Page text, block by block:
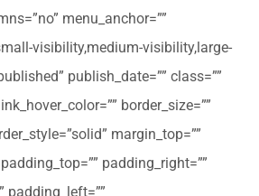
menu_anchor=””
visibility,medium-visibility,large-
publish_date=”” class=””
border_size=””
margin_top=””
padding_right=””
padding_left=””